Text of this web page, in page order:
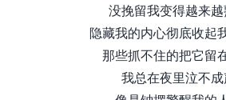
没挽留我变得越来
隐藏我的内心彻底收起
那些抓不住的把它留
我总在夜里泣不